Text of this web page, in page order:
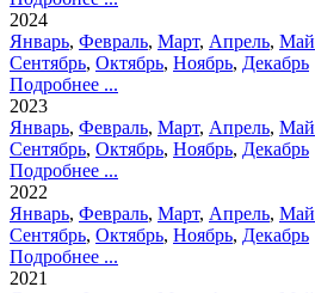
2024
Январь, Февраль, Март, Апрель, Май
Сентябрь, Октябрь, Ноябрь, Декабрь
Подробнее ...
2023
Январь, Февраль, Март, Апрель, Май
Сентябрь, Октябрь, Ноябрь, Декабрь
Подробнее ...
2022
Январь, Февраль, Март, Апрель, Май
Сентябрь, Октябрь, Ноябрь, Декабрь
Подробнее ...
2021